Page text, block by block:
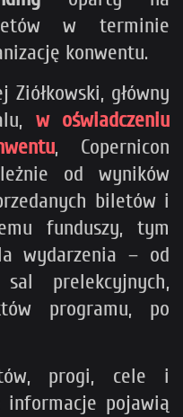
w terminie
konwentu.
Ziółkowski, główny
w oświadczeniu
, Copernicon
od wyników
biletów i
funduszy, tym
wydarzenia – od
prelekcyjnych,
programu, po
progi, cele i
informacje pojawią